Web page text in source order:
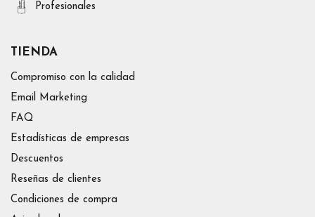
Profesionales
TIENDA
Compromiso con la calidad
Email Marketing
FAQ
Estadísticas de empresas
Descuentos
Reseñas de clientes
Condiciones de compra